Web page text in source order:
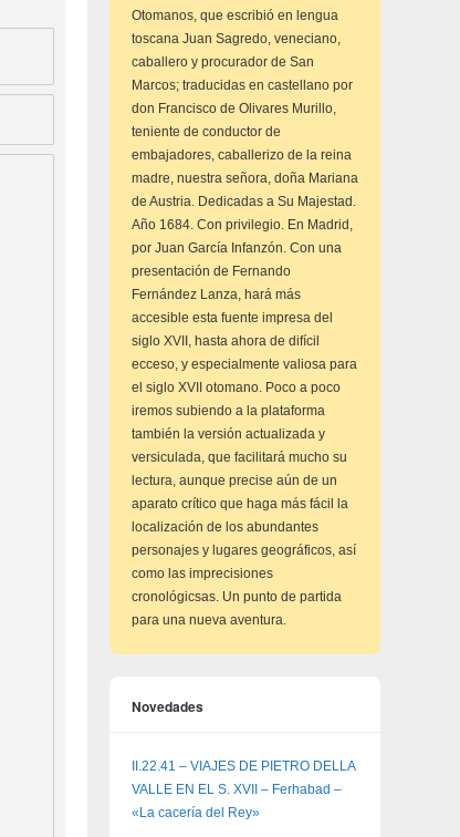
Otomanos, que escribió en lengua
toscana Juan Sagredo, veneciano,
caballero y procurador de San
Marcos; traducidas en castellano por
don Francisco de Olivares Murillo,
teniente de conductor de
embajadores, caballerizo de la reina
madre, nuestra señora, doña Mariana
de Austria. Dedicadas a Su Majestad.
Año 1684. Con privilegio. En Madrid,
por Juan García Infanzón. Con una
presentación de Fernando
Fernández Lanza, hará más
accesible esta fuente impresa del
siglo XVII, hasta ahora de difícil
ecceso, y especialmente valiosa para
el siglo XVII otomano. Poco a poco
iremos subiendo a la plataforma
también la versión actualizada y
versiculada, que facilitará mucho su
lectura, aunque precise aún de un
aparato crítico que haga más fácil la
localización de los abundantes
personajes y lugares geográficos, así
como las imprecisiones
cronológicsas. Un punto de partida
para una nueva aventura.
Novedades
II.22.41 – VIAJES DE PIETRO DELLA
VALLE EN EL S. XVII – Ferhabad –
«La cacería del Rey»